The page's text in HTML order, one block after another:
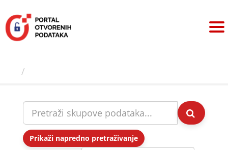
sadržaj
Prikaži napredno pretraživanje